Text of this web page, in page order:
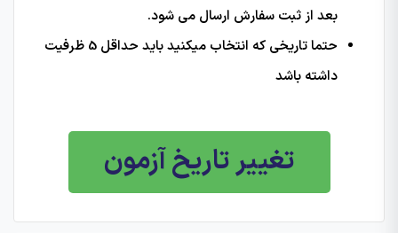
بعد از ثبت سفارش ارسال می شود.
حتما تاریخی که انتخاب میکنید باید حداقل 5 ظرفیت
داشته باشد
تغییر تاریخ آزمون